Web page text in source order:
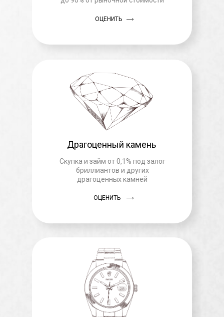
Драгоценный камень
Скупка и займ от 0,1% под залог
бриллиантов и других
драгоценных камней
ОЦЕНИТЬ
ОЦЕНИТЬ